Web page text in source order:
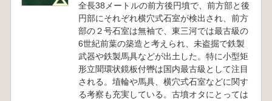
全長38メートルの前方後円墳で、前方部と後
円部にそれぞれ横穴式石室が検出され、前方
部の２号石室は無袖で、東三河では最古級の
6世紀前葉の築造と考えられ、未盗掘で鉄製
武器や鉄製馬具などが出土した。特に小型矩
形立聞環状鏡板付轡は国内最古級として注目
される。埴輪や馬具、横穴式石室などに関す
る考察も充実している。古墳オタにとっては